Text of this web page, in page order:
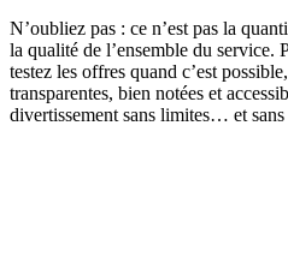
N’oubliez pas : ce n’est pas la
la qualité de l’ensemble du service.
testez les offres quand c’est
transparentes, bien notées et
divertissement sans limites… et sans